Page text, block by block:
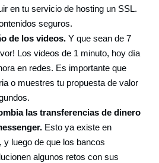
en tu servicio de hosting un SSL.
seguros.
de los videos. Y que sean de 7
Los videos de 1 minuto, hoy día
en redes. Es importante que
o muestres tu propuesta de valor
las transferencias de dinero
Esto ya existe en
y luego de que los bancos
algunos retos con sus